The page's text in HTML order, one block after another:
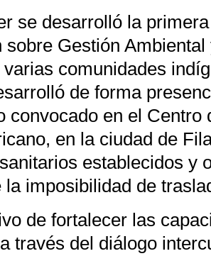
se desarrolló la
sobre Gestión
varias comunidades
de forma
convocado en el
en la ciudad de
establecidos y
la imposibilidad de
de fortalecer las
través del diálogo